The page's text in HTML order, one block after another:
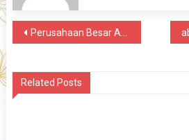
Post
Perusahaan Besar Asal Swedia Yang Sukses Dalam Pasar Asia Tenggara
Related Posts